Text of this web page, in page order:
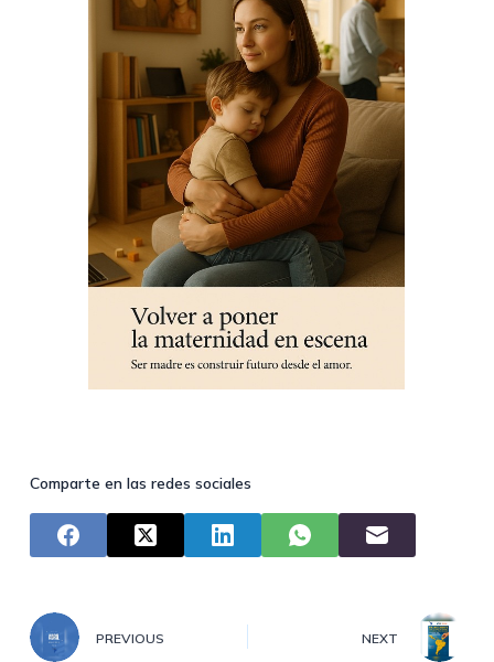
Comparte en las redes sociales
PREVIOUS NEXT